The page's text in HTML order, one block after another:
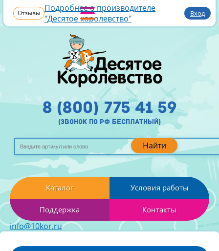
Отзывы Подробнее о производителе
"Десятое королевство"
Вход
Найти
8 (800) 775 41 59
(звонок по рф бесплатный)
Каталог Условия работы
Поддержка Контакты
info@10kor.ru